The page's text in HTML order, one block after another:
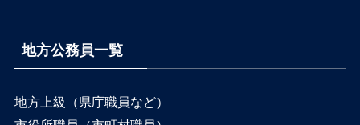
地方公務員一覧
地方上級（県庁職員など）